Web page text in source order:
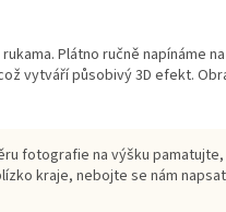
Plátno ručně napínáme
vytváří působivý 3D efekt.
fotografie na výšku
kraje, nebojte se nám